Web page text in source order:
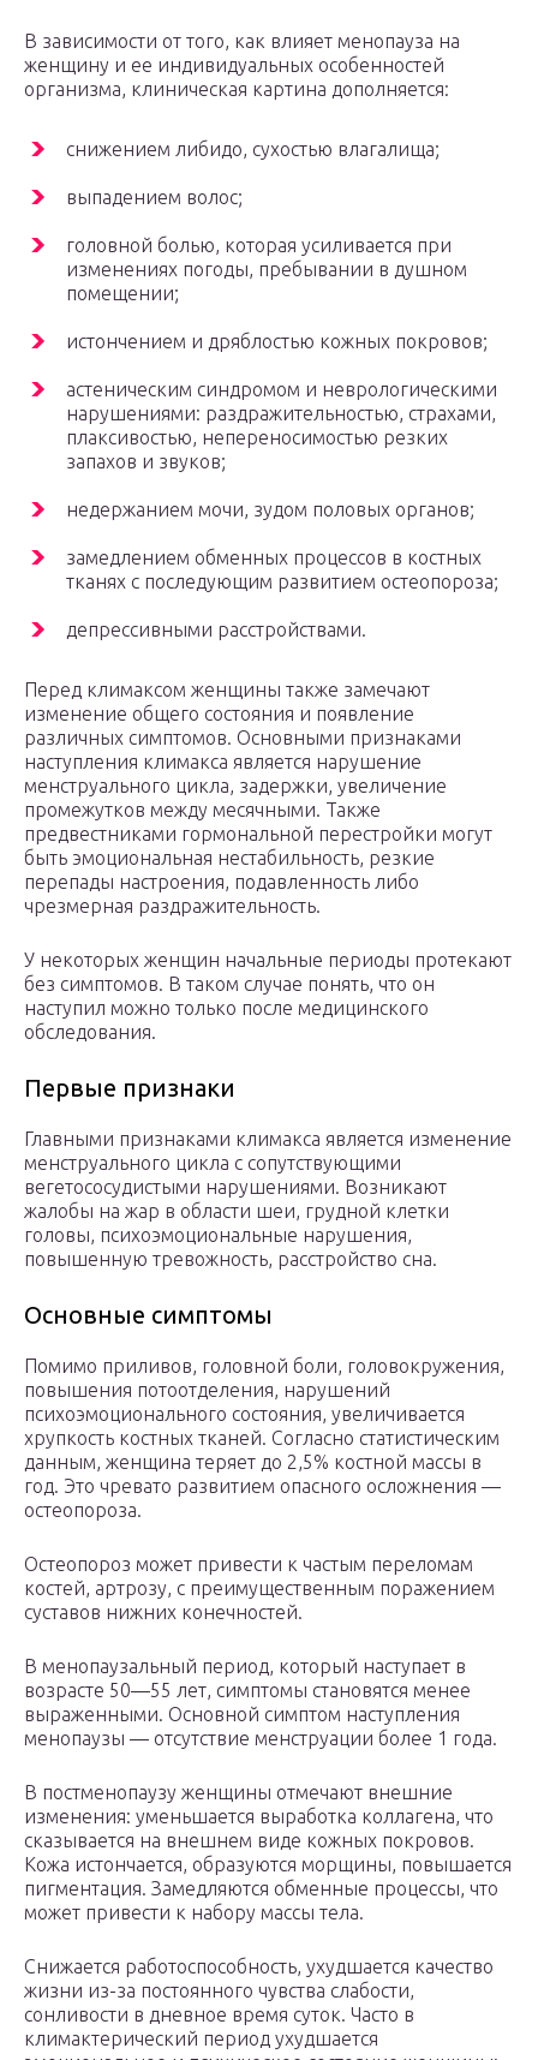
В зависимости от того, как влияет менопауза на
женщину и ее индивидуальных особенностей
организма, клиническая картина дополняется:
снижением либидо, сухостью влагалища;
выпадением волос;
головной болью, которая усиливается при
изменениях погоды, пребывании в душном
помещении;
истончением и дряблостью кожных покровов;
астеническим синдромом и неврологическими
нарушениями: раздражительностью, страхами,
плаксивостью, непереносимостью резких
запахов и звуков;
недержанием мочи, зудом половых органов;
замедлением обменных процессов в костных
тканях с последующим развитием остеопороза;
депрессивными расстройствами.
Перед климаксом женщины также замечают
изменение общего состояния и появление
различных симптомов. Основными признаками
наступления климакса является нарушение
менструального цикла, задержки, увеличение
промежутков между месячными. Также
предвестниками гормональной перестройки могут
быть эмоциональная нестабильность, резкие
перепады настроения, подавленность либо
чрезмерная раздражительность.
У некоторых женщин начальные периоды протекают
без симптомов. В таком случае понять, что он
наступил можно только после медицинского
обследования.
Первые признаки
Главными признаками климакса является изменение
менструального цикла с сопутствующими
вегетососудистыми нарушениями. Возникают
жалобы на жар в области шеи, грудной клетки
головы, психоэмоциональные нарушения,
повышенную тревожность, расстройство сна.
Основные симптомы
Помимо приливов, головной боли, головокружения,
повышения потоотделения, нарушений
психоэмоционального состояния, увеличивается
хрупкость костных тканей. Согласно статистическим
данным, женщина теряет до 2,5% костной массы в
год. Это чревато развитием опасного осложнения —
остеопороза.
Остеопороз может привести к частым переломам
костей, артрозу, с преимущественным поражением
суставов нижних конечностей.
В менопаузальный период, который наступает в
возрасте 50—55 лет, симптомы становятся менее
выраженными. Основной симптом наступления
менопаузы — отсутствие менструации более 1 года.
В постменопаузу женщины отмечают внешние
изменения: уменьшается выработка коллагена, что
сказывается на внешнем виде кожных покровов.
Кожа истончается, образуются морщины, повышается
пигментация. Замедляются обменные процессы, что
может привести к набору массы тела.
Снижается работоспособность, ухудшается качество
жизни из-за постоянного чувства слабости,
сонливости в дневное время суток. Часто в
климактерический период ухудшается